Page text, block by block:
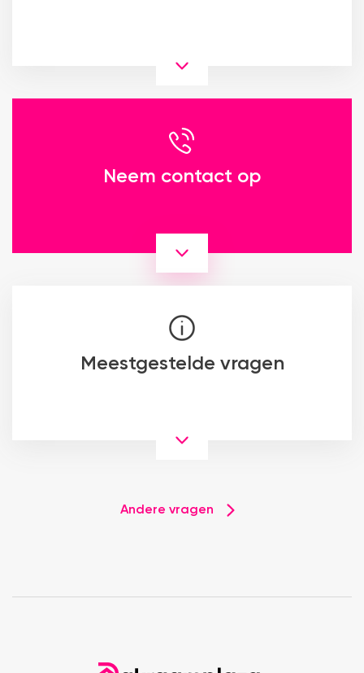
Neem contact op
Meestgestelde vragen
Andere vragen